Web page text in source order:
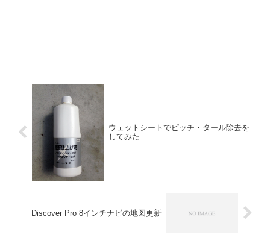
ウェットシートでピッチ・タール除去を
してみた
Discover Pro 8インチナビの地図更新